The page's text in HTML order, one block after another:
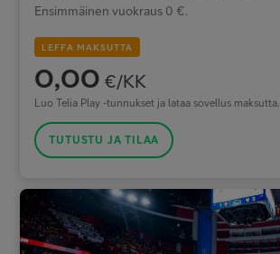
Ensimmäinen vuokraus 0 €.
LEFFA MAKSUTTA
0,00 €/KK
Luo Telia Play -tunnukset ja lataa sovellus maksutta.
TUTUSTU JA TILAA